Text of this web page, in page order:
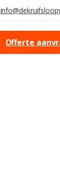
Offerte